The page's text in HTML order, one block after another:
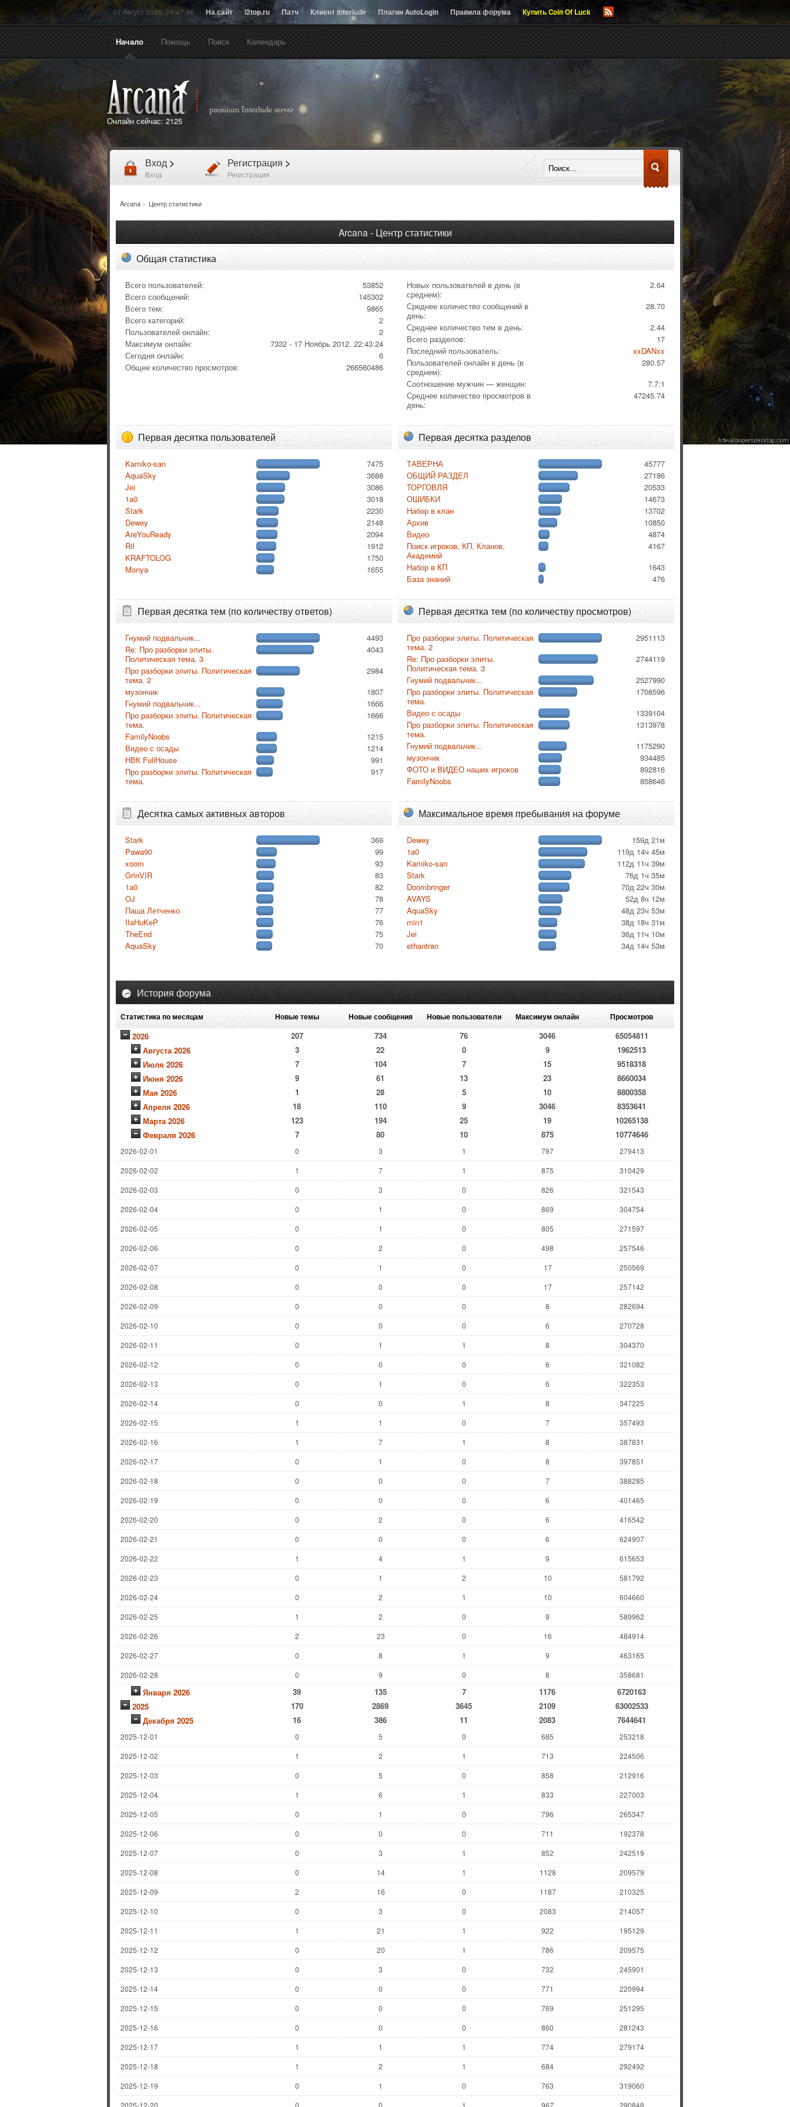
07 Август 2026, 09:47:46 На сайт l2top.ru Патч Клиент Interlude Плагин AutoLogin Правила форума Купить Coin Of Luck
Начало Помощь Поиск Календарь
Онлайн сейчас: 2125
Вход >
Вход
Регистрация >
Регистрация
Arcana» Центр статистики
Arcana - Центр статистики
Общая статистика
Всего пользователей:
53852
Всего сообщений:
145302
Всего тем:
9865
Всего категорий:
2
Пользователей онлайн:
2
Максимум онлайн:
7332 - 17 Ноябрь 2012, 22:43:24
Сегодня онлайн:
6
Общее количество просмотров:
266560486
Новых пользователей в день (в
среднем):
2.64
Среднее количество сообщений в
день:
28.70
Среднее количество тем в день:
2.44
Всего разделов:
17
Последний пользователь:
xxDANxx
Пользователей онлайн в день (в
среднем):
280.57
Соотношение мужчин — женщин:
7.7:1
Среднее количество просмотров в
день:
47245.74
Первая десятка пользователей
Kamiko-san
7475
AquaSky
3688
Jei
3086
1a0
3018
Stark
2230
Dewey
2148
AreYouReady
2094
Rif
1912
KRAFTOLOG
1750
Monya
1655
Первая десятка разделов
ТАВЕРНА
45777
ОБЩИЙ РАЗДЕЛ
27186
ТОРГОВЛЯ
20533
ОШИБКИ
14673
Набор в клан
13702
Архив
10850
Видео
4874
Поиск игроков, КП, Кланов,
Академий
4167
Набор в КП
1643
База знаний
476
Первая десятка тем (по количеству ответов)
Гнумий подвальчик...
4493
Re: Про разборки элиты.
Политическая тема. 3
4043
Про разборки элиты. Политическая
тема. 2
2984
музончик
1807
Гнумий подвальчик...
1666
Про разборки элиты. Политическая
тема.
1666
FamilyNoobs
1215
Видео с осады
1214
НВК FullHouse
991
Про разборки элиты. Политическая
тема.
917
Первая десятка тем (по количеству просмотров)
Про разборки элиты. Политическая
тема. 2
2951113
Re: Про разборки элиты.
Политическая тема. 3
2744119
Гнумий подвальчик...
2527990
Про разборки элиты. Политическая
тема.
1708596
Видео с осады
1339104
Про разборки элиты. Политическая
тема.
1313978
Гнумий подвальчик...
1175290
музончик
934485
ФОТО и ВИДЕО наших игроков
892816
FamilyNoobs
858646
Десятка самых активных авторов
Stark
369
Pawa90
99
xoom
93
GrinVIR
83
1a0
82
OJ
78
Паша Летченко
77
IIaHuKeP
76
TheEnd
75
AquaSky
70
Максимальное время пребывания на форуме
Dewey
159д 21м
1a0
119д 14ч 45м
Kamiko-san
112д 11ч 39м
Stark
76д 1ч 35м
Doombringer
70д 22ч 30м
AVAYS
52д 8ч 12м
AquaSky
48д 23ч 53м
min1
38д 18ч 31м
Jei
36д 11ч 10м
ethantran
34д 14ч 53м
История форума
Статистика по месяцам Новые темы Новые сообщения Новые пользователи Максимум онлайн Просмотров
2026 207 734 76 3046
65054811
Августа 2026
3 22 0 9
1962513
Июля 2026
7 104 7 15
9518318
Июня 2026
9 61 13 23
8660034
Мая 2026
1 28 5 10
8800358
Апреля 2026
18 110 9 3046
8353641
Марта 2026
123 194 25 19
10265138
Февраля 2026
7 80 10 875 10774646
2026-02-01 0 3 1 797
279413
2026-02-02
1 7 1 875
310429
2026-02-03
0 3 0 826
321543
2026-02-04
0 1 0 869
304754
2026-02-05
0 1 0 805
271597
2026-02-06
0 2 0 498
257546
2026-02-07
0 1 0 17
250569
2026-02-08
0 0 0 17
257142
2026-02-09
0 0 0 8
282694
2026-02-10
0 0 0 6
270728
2026-02-11
0 1 1 8
304370
2026-02-12
0 0 0 6
321082
2026-02-13
0 1 0 6
322353
2026-02-14
0 0 1 8
347225
2026-02-15
1 1 0 7
357493
2026-02-16
1 7 1 8
387831
2026-02-17
0 1 0 8
397851
2026-02-18
0 0 0 7
388285
2026-02-19
0 0 0 6
401465
2026-02-20
0 2 0 6
416542
2026-02-21
0 0 0 6
624907
2026-02-22
1 4 1 9
615653
2026-02-23
0 1 2 10
581792
2026-02-24
0 2 1 10
604660
2026-02-25
1 2 0 9
589962
2026-02-26
2 23 0 16
484914
2026-02-27
0 8 1 9
463165
2026-02-28
0 9 0 8 358681
Января 2026 39 135 7 1176
6720163
2025
170 2869 3645 2109
63002533
Декабря 2025
16 386 11 2083 7644641
2025-12-01 0 5 0 685
253218
2025-12-02
1 2 1 713
224506
2025-12-03
0 5 0 858
212916
2025-12-04
1 6 1 833
227003
2025-12-05
0 1 0 796
265347
2025-12-06
0 0 0 711
192378
2025-12-07
0 3 1 852
242519
2025-12-08
0 14 1 1128
209579
2025-12-09
2 16 0 1187
210325
2025-12-10
0 3 0 2083
214057
2025-12-11
1 21 1 922
195129
2025-12-12
0 20 1 786
209575
2025-12-13
0 3 0 732
245901
2025-12-14
0 0 0 771
220994
2025-12-15
0 0 0 769
251295
2025-12-16
0 0 0 860
281243
2025-12-17
1 1 1 774
279174
2025-12-18
1 2 1 684
292492
2025-12-19
0 1 0 763
319060